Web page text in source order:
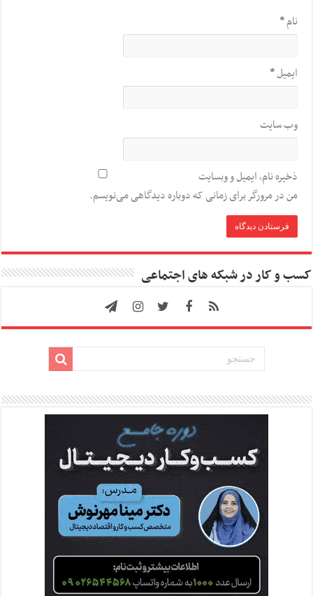
نام*
ایمیل*
وب‌ سایت
ذخیره نام، ایمیل و وبسایت
من در مرورگر برای زمانی که دوباره دیدگاهی می‌نویسم.
کسب و کار در شبکه های اجتماعی